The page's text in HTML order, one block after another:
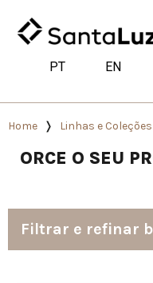
PT EN
Home Linhas e Coleções
ORCE O SEU
Filtrar e refinar